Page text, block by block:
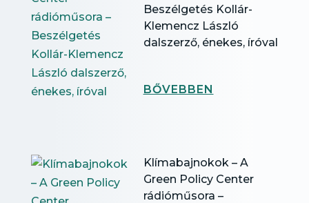
Beszélgetés Kollár-
Klemencz László
dalszerző, énekes, íróval
BŐVEBBEN
Klímabajnokok – A
Green Policy Center
rádióműsora –